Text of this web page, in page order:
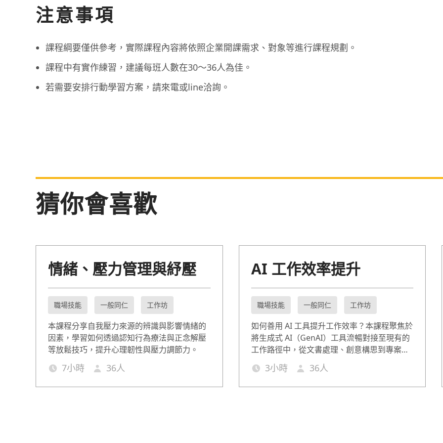
注意事項
課程綱要僅供參考，實際課程內容將依照企業開課需求、對象等進行課程規劃。
課程中有實作練習，建議每班人數在30～36人為佳。
若需要安排行動學習方案，請來電或line洽詢。
猜你會喜歡
情緒、壓力管理與紓壓
職場技能 一般同仁 工作坊
本課程分享自我壓力來源的辨識與影響情緒的
因素，學習如何透過認知行為療法與正念解壓
等放鬆技巧，提升心理韌性與壓力調節力。
7小時 36人
AI 工作效率提升
職場技能 一般同仁 工作坊
如何善用 AI 工具提升工作效率？本課程聚焦於
將生成式 AI（GenAI）工具流暢對接至現有的
工作路徑中，從文書處理、創意構思到專案管
理，教導學員如何精準下令，與 AI 協作，讓
AI 成為最有默契的數位同事。
3小時 36人